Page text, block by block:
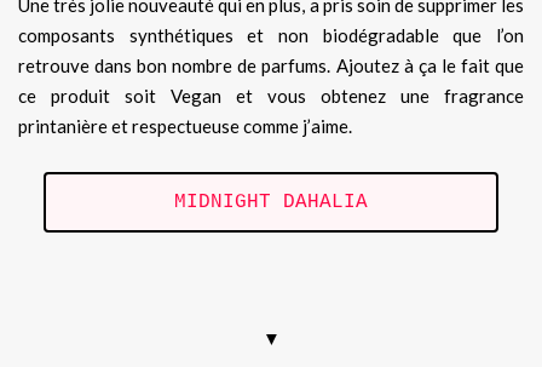
Une très jolie nouveauté qui en plus, a pris soin de supprimer les
composants synthétiques et non biodégradable que l’on
retrouve dans bon nombre de parfums. Ajoutez à ça le fait que
ce produit soit Vegan et vous obtenez une fragrance
printanière et respectueuse comme j’aime.
MIDNIGHT DAHALIA
▼